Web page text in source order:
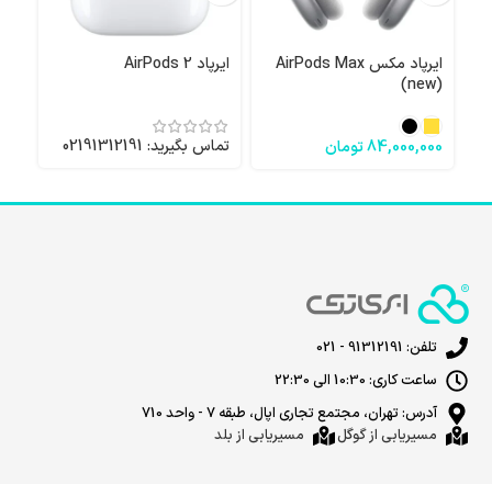
ایرپاد مکس AirPods Max
(new)
84,000,000تومان
ایرپاد AirPods 2
تماس بگیرید: 02191312191
تلفن: 91312191 - 021
ساعت کاری: 10:30 الی 22:30
آدرس: تهران، مجتمع تجاری اپال، طبقه 7 - واحد 710
مسیریابی از گوگل
مسیریابی از بلد